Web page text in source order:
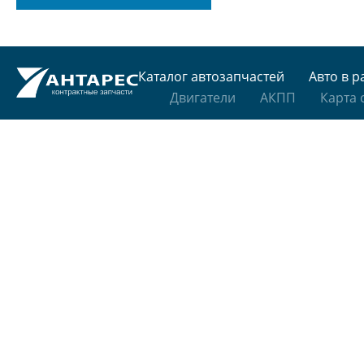
Каталог автозапчастей
Авто в
Двигатели
АКПП Карта